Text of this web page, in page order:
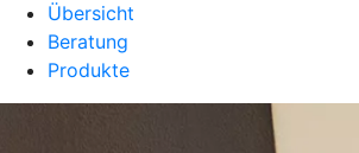
Übersicht
Beratung
Produkte